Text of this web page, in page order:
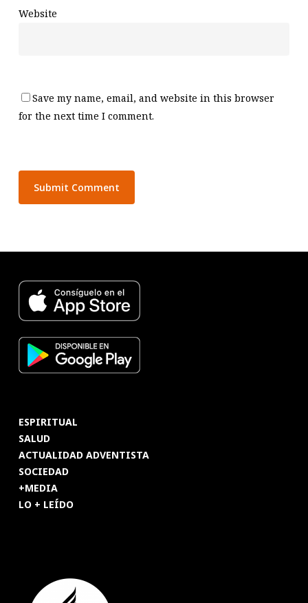
Website
Save my name, email, and website in this browser
for the next time I comment.
ESPIRITUAL
SALUD
ACTUALIDAD ADVENTISTA
SOCIEDAD
+MEDIA
LO + LEÍDO